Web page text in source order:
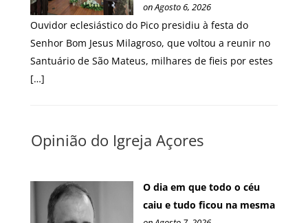
on Agosto 6, 2026
Ouvidor eclesiástico do Pico presidiu à festa do
Senhor Bom Jesus Milagroso, que voltou a reunir no
Santuário de São Mateus, milhares de fieis por estes
[…]
Opinião do Igreja Açores
O dia em que todo o céu
caiu e tudo ficou na mesma